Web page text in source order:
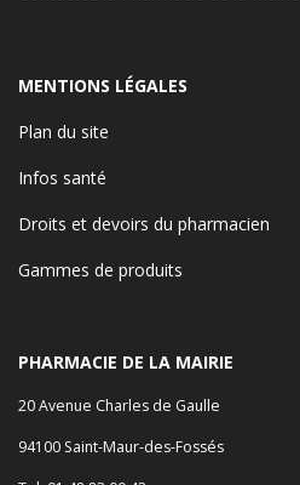
MENTIONS LÉGALES
Plan du site
Infos santé
Droits et devoirs du pharmacien
Gammes de produits
PHARMACIE DE LA MAIRIE
20 Avenue Charles de Gaulle
94100 Saint-Maur-des-Fossés